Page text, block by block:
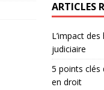
ARTICLES
L’impact
judiciaire
5 points clés
en droit